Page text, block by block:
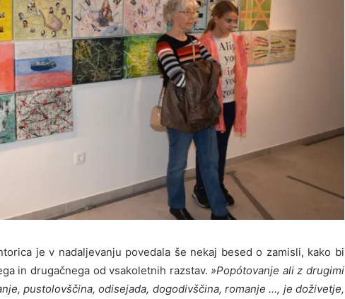
je v nadaljevanju povedala še nekaj besed o zamisli, kako bi
in drugačnega od vsakoletnih razstav. »Popótovanje ali z drugimi
pustolovščina, odisejada, dogodivščina, romanje …, je doživetje,